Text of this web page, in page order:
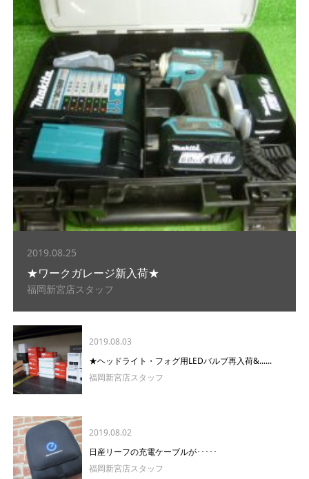
2019.08.25
★ワークガレージ新入荷★
福岡新宮店スタッフ
2019.08.03
★ヘッドライト・フォグ用LEDバルブ再入荷&......
福岡新宮店スタッフ
2019.08.02
日産リーフの充電ケーブルが･････
福岡新宮店スタッフ